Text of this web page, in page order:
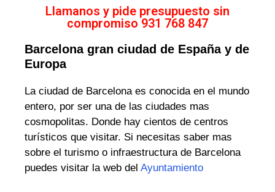
Llamanos y pide presupuesto sin
compromiso 931 768 847
Barcelona gran ciudad de España y de
Europa
La ciudad de Barcelona es conocida en el mundo
entero, por ser una de las ciudades mas
cosmopolitas. Donde hay cientos de centros
turísticos que visitar. Si necesitas saber mas
sobre el turismo o infraestructura de Barcelona
puedes visitar la web del Ayuntamiento